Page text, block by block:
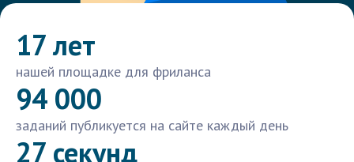
17 лет
нашей площадке для фриланса
94 000
заданий публикуется на сайте каждый день
27 секунд